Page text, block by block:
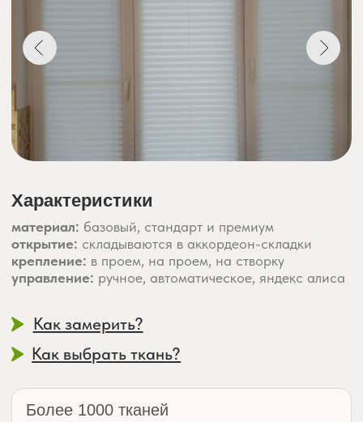
на выбор
около 8–12 лет
Срок эксплуатации наших штор
Характеристики
материал:
крепление:
в проем, на проем, на створку
управление:
Как выбрать ткань?
УСТАНОВКА– «ПОД КЛЮЧ» С
ГАРАНТИЕЙ!